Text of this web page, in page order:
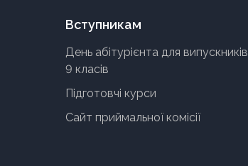
Вступникам
День абітурієнта для випускників
9 класів
Підготовчі курси
Сайт приймальної комісії